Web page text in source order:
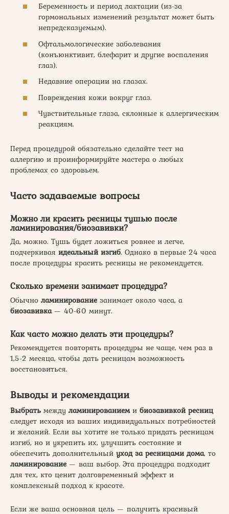
Беременность и период лактации (из-за
гормональных изменений результат может быть
непредсказуемым).
Офтальмологические заболевания
(конъюнктивит, блефарит и другие воспаления
глаз).
Недавние операции на глазах.
Повреждения кожи вокруг глаз.
Чувствительные глаза, склонные к аллергическим
реакциям.
Перед процедурой обязательно сделайте тест на
аллергию и проинформируйте мастера о любых
проблемах со здоровьем.
Часто задаваемые вопросы
Можно ли красить ресницы тушью после
ламинирования/биозавивки?
Да, можно. Тушь будет ложиться ровнее и легче,
подчеркивая идеальный изгиб. Однако в первые 24 часа
после процедуры красить ресницы не рекомендуется.
Сколько времени занимает процедура?
Обычно ламинирование занимает около часа, а
биозавивка— 40-60 минут.
Как часто можно делать эти процедуры?
Рекомендуется повторять процедуры не чаще, чем раз в
1,5-2 месяца, чтобы дать ресницам возможность
восстановиться.
Выводы и рекомендации
Выбрать между ламинированиеми биозавивкой ресниц
следует исходя из ваших индивидуальных потребностей
и желаний. Если вы хотите не только придать ресницам
изгиб, но и укрепить их, улучшить состояние и
обеспечить дополнительный уход за ресницами дома, то
ламинирование — ваш выбор. Эта процедура подходит
для тех, кто ценит долговременный эффект и
комплексный подход к красоте.
Если же ваша основная цель — получить красивый